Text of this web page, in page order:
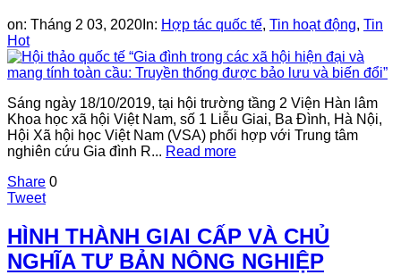
on: Tháng 2 03, 2020 In: Hợp tác quốc tế, Tin hoạt động, Tin
Hot
Sáng ngày 18/10/2019, tại hội trường tầng 2 Viện Hàn lâm
Khoa học xã hội Việt Nam, số 1 Liễu Giai, Ba Đình, Hà Nội,
Hội Xã hội học Việt Nam (VSA) phối hợp với Trung tâm
nghiên cứu Gia đình R... Read more
Share 0
Tweet
HÌNH THÀNH GIAI CẤP VÀ CHỦ
NGHĨA TƯ BẢN NÔNG NGHIỆP